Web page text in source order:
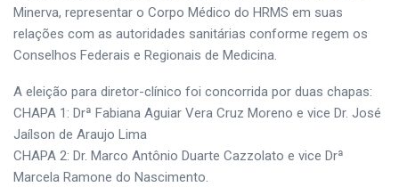
Minerva, representar o Corpo Médico do HRMS em suas
relações com as autoridades sanitárias conforme regem os
Conselhos Federais e Regionais de Medicina.
A eleição para diretor-clínico foi concorrida por duas chapas:
CHAPA 1: Drª Fabiana Aguiar Vera Cruz Moreno e vice Dr. José
Jaílson de Araujo Lima
CHAPA 2: Dr. Marco Antônio Duarte Cazzolato e vice Drª
Marcela Ramone do Nascimento.